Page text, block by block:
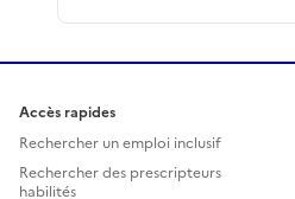
Accès rapides
Rechercher un emploi inclusif
Rechercher des prescripteurs
habilités